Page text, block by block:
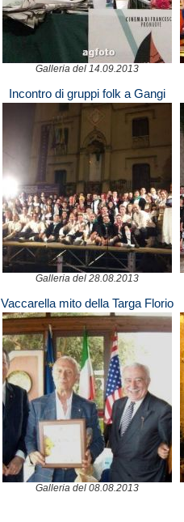
Galleria del 14.09.2013
Incontro di gruppi folk a Gangi
Galleria del 28.08.2013
Vaccarella mito della Targa Florio
Galleria del 08.08.2013